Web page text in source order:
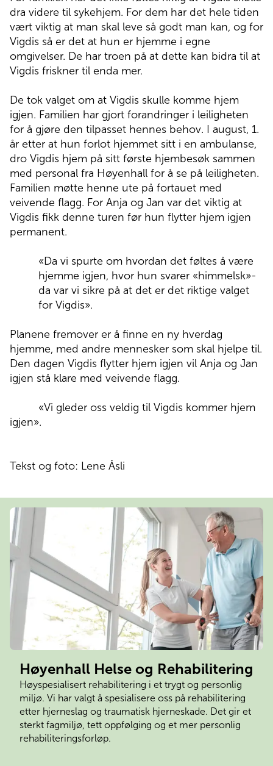
dra videre til sykehjem. For dem har det hele tiden
vært viktig at man skal leve så godt man kan, og for
Vigdis så er det at hun er hjemme i egne
omgivelser. De har troen på at dette kan bidra til at
Vigdis friskner til enda mer.
De tok valget om at Vigdis skulle komme hjem
igjen. Familien har gjort forandringer i leiligheten
for å gjøre den tilpasset hennes behov. I august, 1.
år etter at hun forlot hjemmet sitt i en ambulanse,
dro Vigdis hjem på sitt første hjembesøk sammen
med personal fra Høyenhall for å se på leiligheten.
Familien møtte henne ute på fortauet med
veivende flagg. For Anja og Jan var det viktig at
Vigdis fikk denne turen før hun flytter hjem igjen
permanent.
«Da vi spurte om hvordan det føltes å være
hjemme igjen, hvor hun svarer «himmelsk»-
da var vi sikre på at det er det riktige valget
for Vigdis».
Planene fremover er å finne en ny hverdag
hjemme, med andre mennesker som skal hjelpe til.
Den dagen Vigdis flytter hjem igjen vil Anja og Jan
igjen stå klare med veivende flagg.
«Vi gleder oss veldig til Vigdis kommer hjem
igjen».
Tekst og foto: Lene Åsli
Høyenhall Helse og Rehabilitering
Høyspesialisert rehabilitering i et trygt og personlig
miljø. Vi har valgt å spesialisere oss på rehabilitering
etter hjerneslag og traumatisk hjerneskade. Det gir et
sterkt fagmiljø, tett oppfølging og et mer personlig
rehabiliteringsforløp.